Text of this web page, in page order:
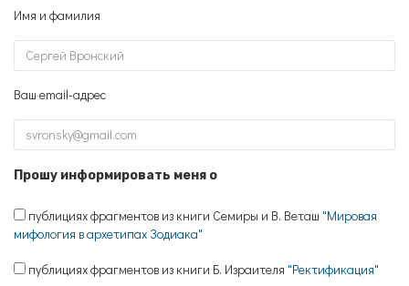
Имя и фамилия
Ваш email-адрес
Прошу информировать меня о
публициях фрагментов из книги Семиры и В. Веташ "Мировая
мифология в архетипах Зодиака"
публициях фрагментов из книги Б. Израителя "Ректификация"